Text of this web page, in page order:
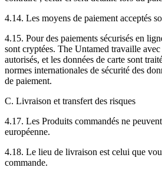
4.14. Les moyens de paiement acceptés
4.15. Pour des paiements sécurisés en
sont cryptées. The Untamed travaille avec
autorisés, et les données de carte sont
normes internationales de sécurité des
de paiement.
C. Livraison et transfert des risques
4.17. Les Produits commandés ne
européenne.
4.18. Le lieu de livraison est celui que
commande.